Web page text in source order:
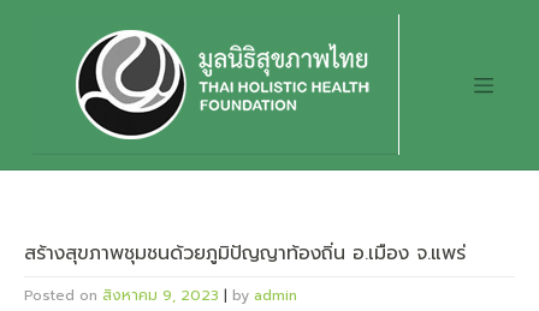
สร้างสุขภาพชุมชนด้วยภูมิปัญญาท้องถิ่น อ.เมือง จ.แพร่
Posted on สิงหาคม 9, 2023 | by admin